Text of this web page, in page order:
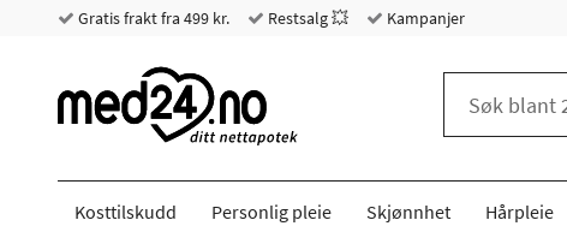
Gratis frakt fra 499 kr. Restsalg 💥 Kampanjer
Kosttilskudd Personlig pleie Skjønnhet Hårpleie